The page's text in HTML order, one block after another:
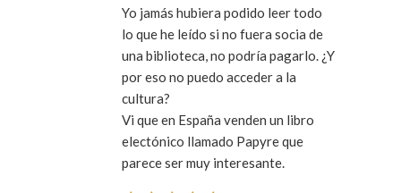
Yo jamás hubiera podido leer todo
lo que he leído si no fuera socia de
una biblioteca, no podría pagarlo. ¿Y
por eso no puedo acceder a la
cultura?
Vi que en España venden un libro
electónico llamado Papyre que
parece ser muy interesante.